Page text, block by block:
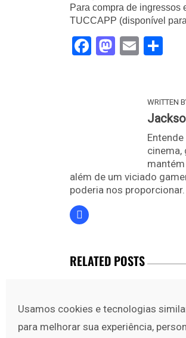
Usamos cookies e tecnologias
para melhorar sua experiência,
Para compra de ingressos
TUCCAPP (disponível
Facebook
Email
WRITTEN
cinema,
além de um viciado
poderia nos proporcionar.
RELATED POSTS